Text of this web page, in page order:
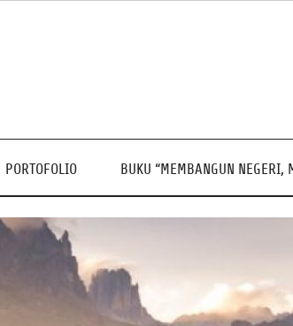
PORTOFOLIO BUKU “MEMBANGUN NEGERI,